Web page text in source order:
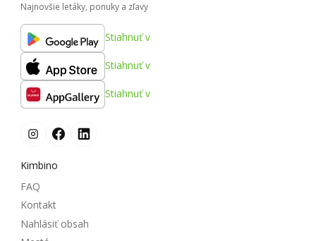
Najnovšie letáky, ponuky a zľavy
Stiahnuť v
Stiahnuť v
Stiahnuť v
Kimbino
FAQ
Kontakt
Nahlásiť obsah